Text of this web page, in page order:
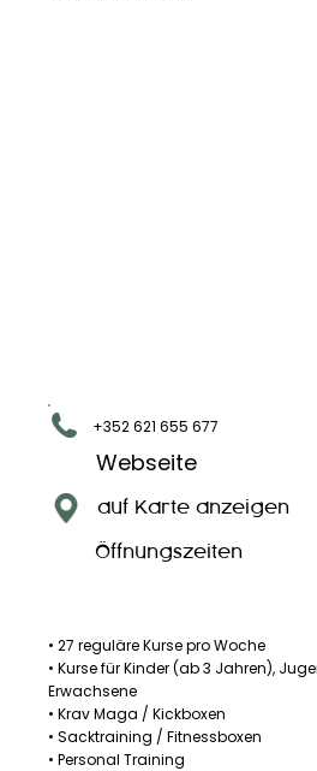
+352 621 655 677
Webseite
auf Karte anzeigen
Öffnungszeiten
• 27 reguläre Kurse pro Woche
• Kurse für Kinder (ab 3 Jahren),
Erwachsene
• Krav Maga / Kickboxen
• Sacktraining / Fitnessboxen
• Personal Training